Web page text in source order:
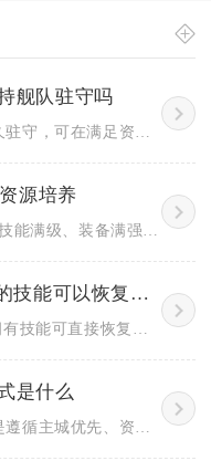
舰队驻守吗
源培养
恢复自己的生命值
是什么